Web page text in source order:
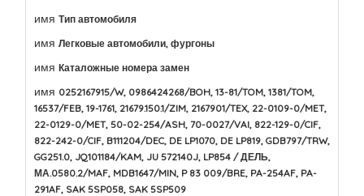
имя Тип автомобиля
имя Легковые автомобили, фургоны
имя Каталожные номера замен
имя 0252167915/W, 0986424268/BOH, 13-81/TOM, 1381/TOM,
16537/FEB, 19-1761, 21679.150.1/ZIM, 2167901/TEX, 22-0109-0/MET,
22-0129-0/MET, 50-02-254/ASH, 70-0027/VAI, 822-129-0/CIF,
822-242-0/CIF, B111204/DEC, DE LP1070, DE LP819, GDB797/TRW,
GG251.0, JQ101184/KAM, JU 572140J, LP854 / ДЕЛЬ,
МА.0580.2/MAF, MDB1647/MIN, P 83 009/BRE, PA-254AF, PA-
291AF, SAK 5SP058, SAK 5SP509